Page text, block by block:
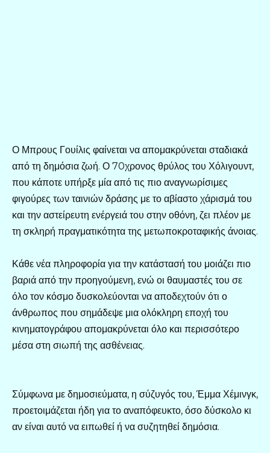
Ο Μπρους Γουίλις φαίνεται να απομακρύνεται σταδιακά
από τη δημόσια ζωή. Ο 70χρονος θρύλος του Χόλιγουντ,
που κάποτε υπήρξε μία από τις πιο αναγνωρίσιμες
φιγούρες των ταινιών δράσης με το αβίαστο χάρισμά του
και την αστείρευτη ενέργειά του στην οθόνη, ζει πλέον με
τη σκληρή πραγματικότητα της μετωποκροταφικής άνοιας.
Κάθε νέα πληροφορία για την κατάστασή του μοιάζει πιο
βαριά από την προηγούμενη, ενώ οι θαυμαστές του σε
όλο τον κόσμο δυσκολεύονται να αποδεχτούν ότι ο
άνθρωπος που σημάδεψε μια ολόκληρη εποχή του
κινηματογράφου απομακρύνεται όλο και περισσότερο
μέσα στη σιωπή της ασθένειας.
Σύμφωνα με δημοσιεύματα, η σύζυγός του, Έμμα Χέμινγκ,
προετοιμάζεται ήδη για το αναπόφευκτο, όσο δύσκολο κι
αν είναι αυτό να ειπωθεί ή να συζητηθεί δημόσια.